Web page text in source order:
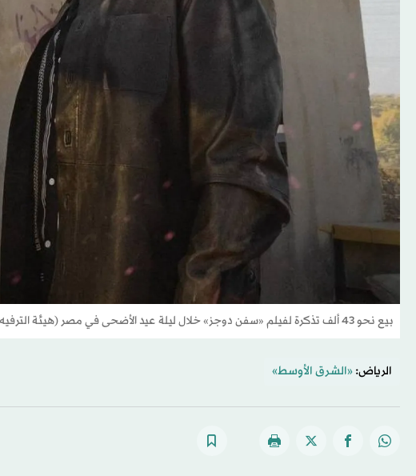
بيع نحو 43 ألف تذكرة لفيلم «سفن دوجز» خلال ليلة عيد الأضحى في مصر (هيئة الترفيه السعودية)
الرياض: «الشرق الأوسط»